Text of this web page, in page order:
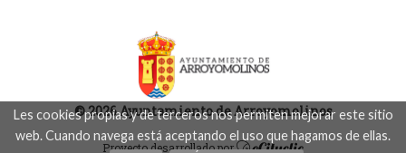
Les cookies propias y de terceros nos permiten mejorar este sitio
web. Cuando navega está aceptando el uso que hagamos de ellas.
© 2026 Ayuntamiento de Arroyomolinos
Proyecto desarrollado por